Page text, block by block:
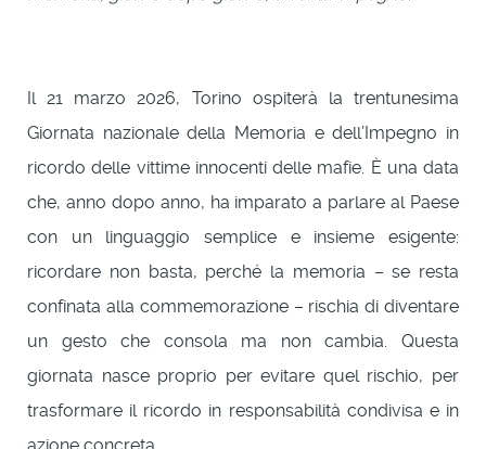
Il 21 marzo 2026, Torino ospiterà la trentunesima
Giornata nazionale della Memoria e dell’Impegno in
ricordo delle vittime innocenti delle mafie. È una data
che, anno dopo anno, ha imparato a parlare al Paese
con un linguaggio semplice e insieme esigente:
ricordare non basta, perché la memoria – se resta
confinata alla commemorazione – rischia di diventare
un gesto che consola ma non cambia. Questa
giornata nasce proprio per evitare quel rischio, per
trasformare il ricordo in responsabilità condivisa e in